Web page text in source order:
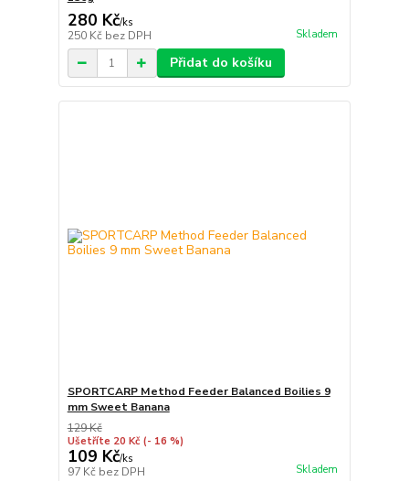
280 Kč/ks
250 Kč bez DPH Skladem
Přidat do košíku
SPORTCARP Method Feeder Balanced Boilies 9
mm Sweet Banana
129 Kč
Ušetříte 20 Kč (- 16 %)
109 Kč/ks
97 Kč bez DPH Skladem